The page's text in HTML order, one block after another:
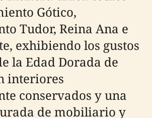
Gótico,
Tudor, Reina Ana e
exhibiendo los gustos
la Edad Dorada de
interiores
conservados y una
de mobiliario y